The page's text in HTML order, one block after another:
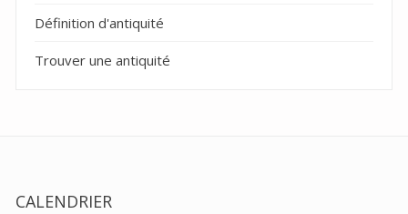
Définition d'antiquité
Trouver une antiquité
CALENDRIER